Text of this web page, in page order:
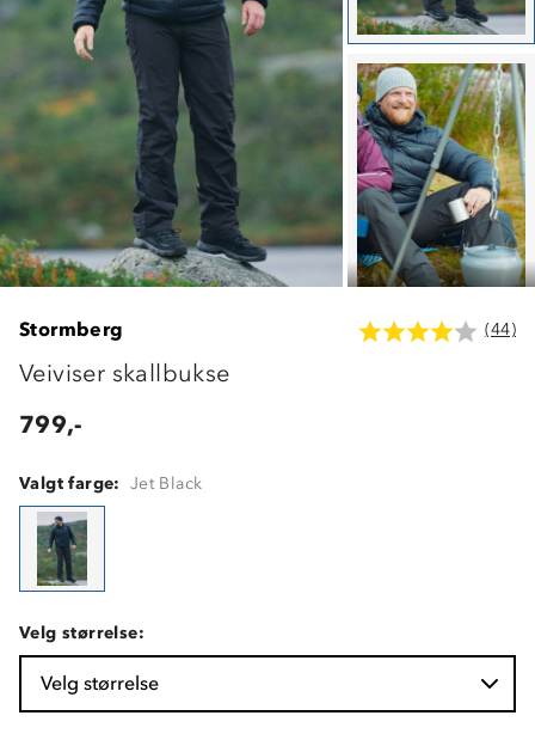
Stormberg (44)
Veiviser skallbukse
799,-
Valgt farge: Jet Black
Velg størrelse:
Velg størrelse